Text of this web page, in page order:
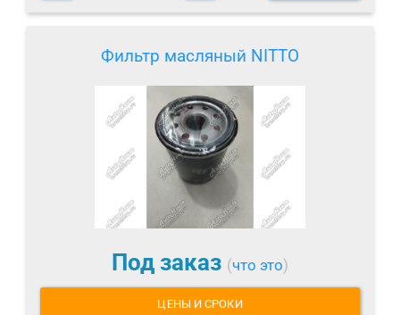
Фильтр масляный NITTO
Под заказ (что это)
ЦЕНЫ И СРОКИ